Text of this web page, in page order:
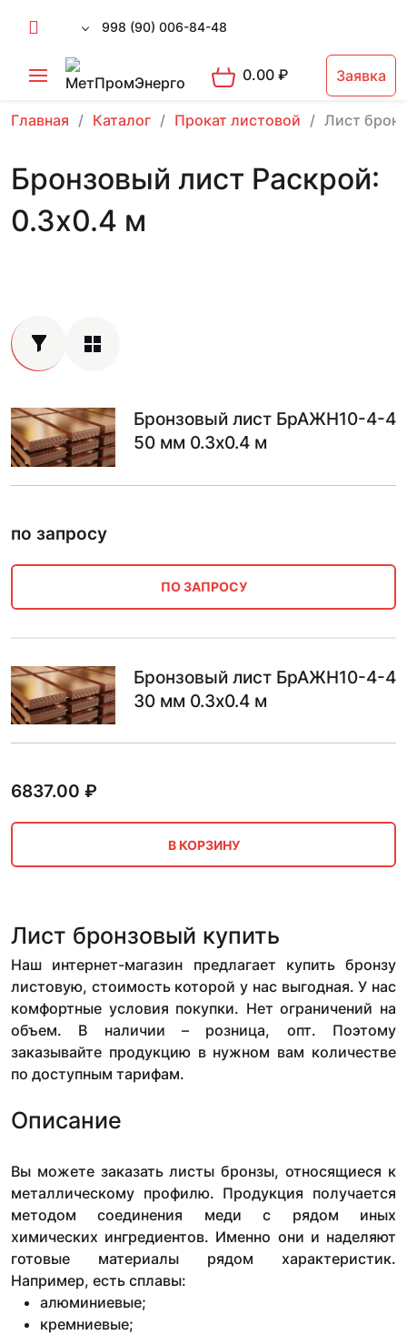
998 (90) 006-84-48
0.00₽ Заявка
Главная Каталог Прокат листовой Лист
Бронзовый лист Раскрой:
0.3х0.4 м
Бронзовый лист БрАЖН10-4-4
50 мм 0.3х0.4 м
по запросу
ПО ЗАПРОСУ
Бронзовый лист БрАЖН10-4-4
30 мм 0.3х0.4 м
6837.00 ₽
В КОРЗИНУ
Лист бронзовый купить
Наш интернет-магазин предлагает купить бронзу
листовую, стоимость которой у нас выгодная. У нас
комфортные условия покупки. Нет ограничений на
объем. В наличии – розница, опт. Поэтому
заказывайте продукцию в нужном вам количестве
по доступным тарифам.
Описание
Вы можете заказать листы бронзы, относящиеся к
металлическому профилю. Продукция получается
методом соединения меди с рядом иных
химических ингредиентов. Именно они и наделяют
готовые материалы рядом характеристик.
Например, есть сплавы:
алюминиевые;
кремниевые;